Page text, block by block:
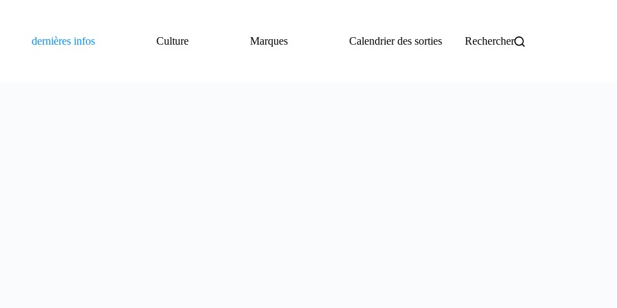
dernières infos
Culture Marques Calendrier des sorties Rechercher